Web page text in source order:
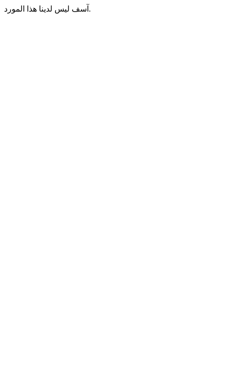
آسف ليس لدينا هذا المورد.